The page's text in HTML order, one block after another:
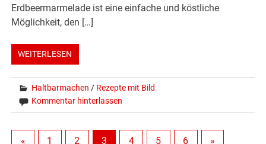
Erdbeermarmelade ist eine einfache und köstliche
Möglichkeit, den […]
WEITERLESEN
Haltbarmachen / Rezepte mit Bild
Kommentar hinterlassen
« 1 2 3 4 5 6 »